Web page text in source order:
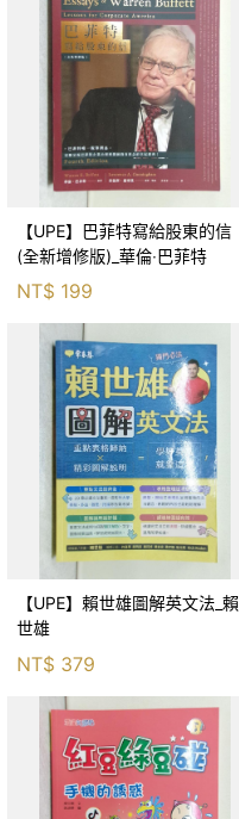
【UPE】巴菲特寫給股東的信
(全新增修版)_華倫‧巴菲特
NT$ 199
【UPE】賴世雄圖解英文法_賴
世雄
NT$ 379